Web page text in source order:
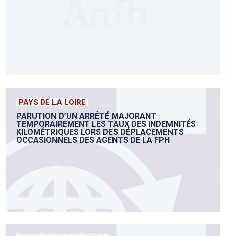
PAYS DE LA LOIRE
PARUTION D’UN ARRÊTÉ MAJORANT
TEMPORAIREMENT LES TAUX DES INDEMNITÉS
KILOMÉTRIQUES LORS DES DÉPLACEMENTS
OCCASIONNELS DES AGENTS DE LA FPH